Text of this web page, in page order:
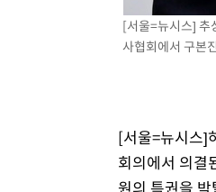
[서울=뉴시스] 추
사협회에서 구본
[서울=뉴시스]
회의에서 의결
원의 특권을